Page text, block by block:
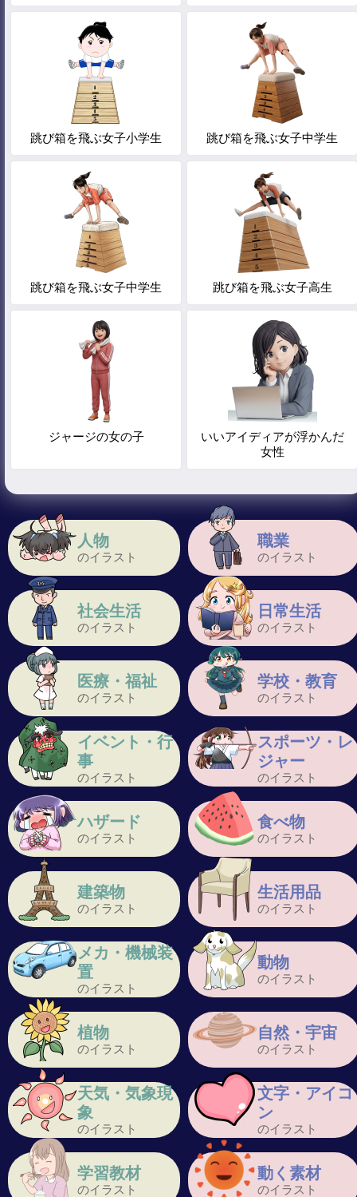
人物
のイラスト
職業
のイラスト
社会生活
のイラスト
日常生活
のイラスト
医療・福祉
のイラスト
学校・教育
のイラスト
イベント・行
事
のイラスト
スポーツ・レ
ジャー
のイラスト
ハザード
のイラスト
食べ物
のイラスト
建築物
のイラスト
生活用品
のイラスト
メカ・機械装
置
のイラスト
動物
のイラスト
植物
のイラスト
自然・宇宙
のイラスト
天気・気象現
象
のイラスト
文字・アイコ
ン
のイラスト
学習教材
のイラスト
動く素材
のイラスト
跳び箱を飛ぶ女子小学生 跳び箱を飛ぶ女子中学生
跳び箱を飛ぶ女子中学生 跳び箱を飛ぶ女子高生
ジャージの女の子
いいアイディアが浮かんだ
女性